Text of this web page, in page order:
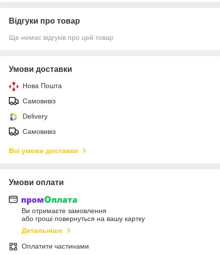
Відгуки про товар
Ще немає відгуків про цей товар
Умови доставки
Нова Пошта
Самовивіз
Delivery
Самовивіз
Всі умови доставки
Умови оплати
Ви отримаєте замовлення
або гроші повернуться на вашу картку
Детальніше
Оплатити частинами